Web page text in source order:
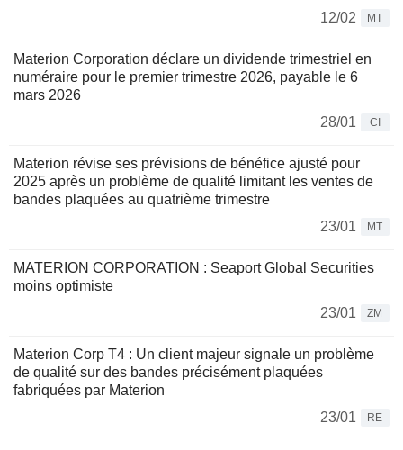
12/02
MT
Materion Corporation déclare un dividende trimestriel en
numéraire pour le premier trimestre 2026, payable le 6
mars 2026
28/01
CI
Materion révise ses prévisions de bénéfice ajusté pour
2025 après un problème de qualité limitant les ventes de
bandes plaquées au quatrième trimestre
23/01
MT
MATERION CORPORATION : Seaport Global Securities
moins optimiste
23/01
ZM
Materion Corp T4 : Un client majeur signale un problème
de qualité sur des bandes précisément plaquées
fabriquées par Materion
23/01
RE